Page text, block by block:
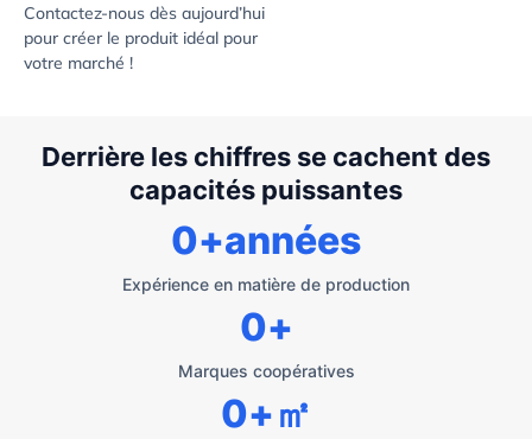
Contactez-nous dès aujourd’hui
pour créer le produit idéal pour
votre marché !
Derrière les chiffres se cachent des
capacités puissantes
Expérience en matière de production
0+années
Marques coopératives
0+
0+㎡